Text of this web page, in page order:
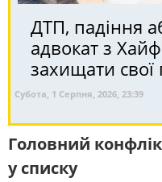
ДТП, падіння
адвокат з
захищати свої
Субота, 1 Серпня, 2026, 23:39
Головний
у списку